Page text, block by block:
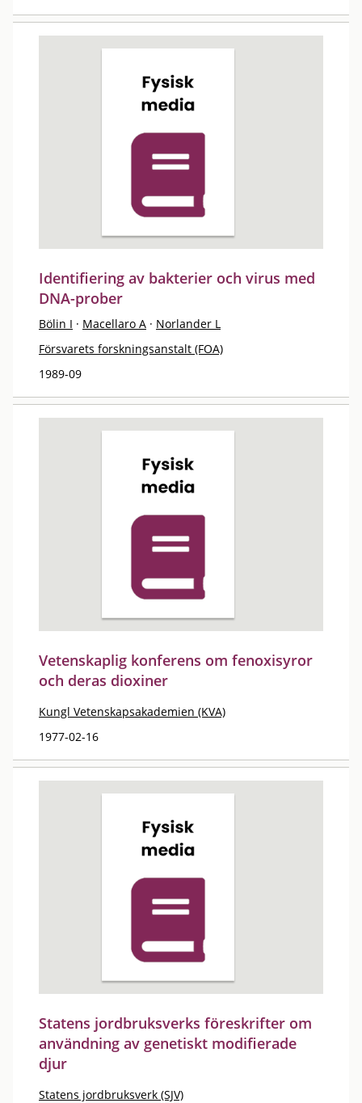
Identifiering av bakterier och virus med
DNA-prober
Bölin I · Macellaro A · Norlander L
Försvarets forskningsanstalt (FOA)
1989-09
Vetenskaplig konferens om fenoxisyror
och deras dioxiner
Kungl Vetenskapsakademien (KVA)
1977-02-16
Statens jordbruksverks föreskrifter om
användning av genetiskt modifierade
djur
Statens jordbruksverk (SJV)